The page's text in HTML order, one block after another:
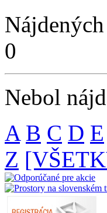
0
Nebol
A B C D E
Z